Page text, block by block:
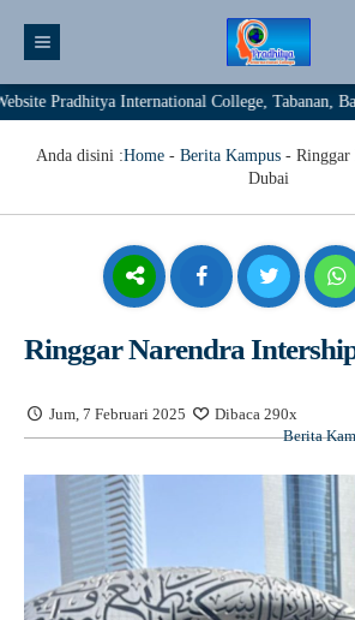
International College, Tabanan,
Anda disini :Home- Berita Kampus- Ringgar
Dubai
Ringgar Narendra
Jum, 7 Februari 2025
Dibaca 290x
Berita